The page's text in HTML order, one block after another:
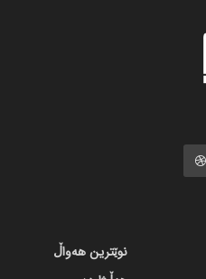
نوێترین هەواڵ